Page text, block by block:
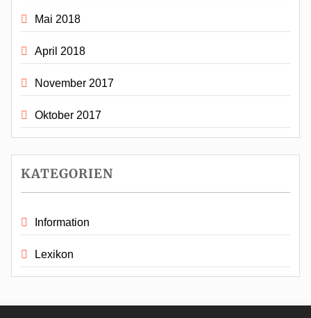
Mai 2018
April 2018
November 2017
Oktober 2017
KATEGORIEN
Information
Lexikon